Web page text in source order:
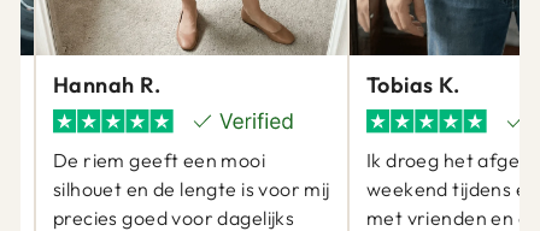
Hannah R.
De riem geeft een mooi
silhouet en de lengte is voor mij
precies goed voor dagelijks
Tobias K.
Ik droeg het
weekend tijdens
met vrienden en